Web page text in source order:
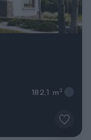
182,1 m 2